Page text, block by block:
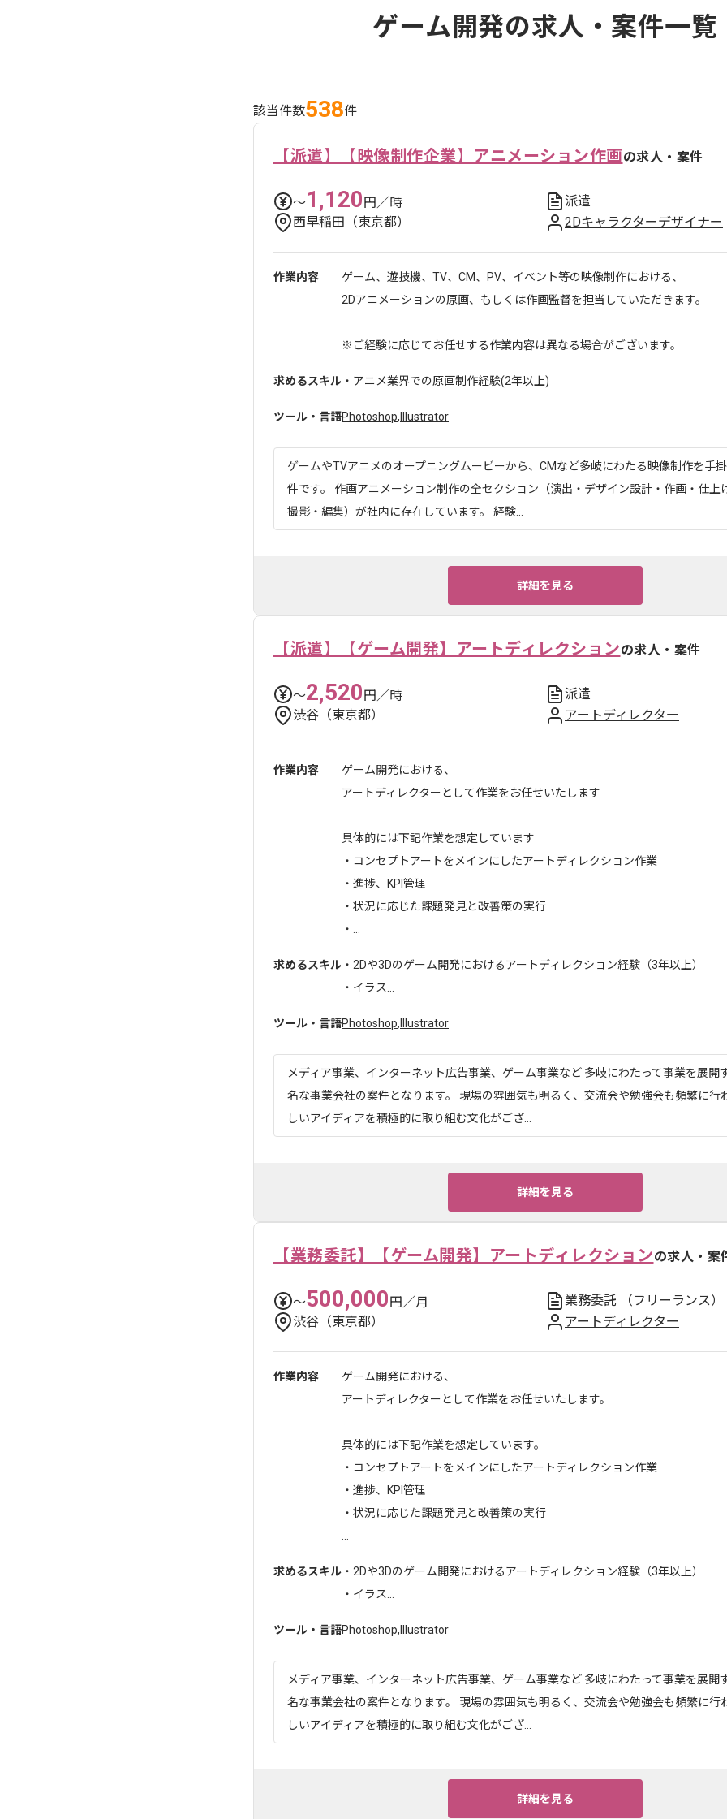
ゲーム開発の求人・案件一覧
該当件数538件
【派遣】【映像制作企業】アニメーション作画の求人・案件
〜1,120円／時
派遣
西早稲田（東京都）
2Dキャラクターデザイナー
作業内容
ゲーム、遊技機、TV、CM、PV、イベント等の映像制作における、
2Dアニメーションの原画、もしくは作画監督を担当していただきます。
※ご経験に応じてお任せする作業内容は異なる場合がございます。
求めるスキル ・アニメ業界での原画制作経験(2年以上)
ツール・言語Photoshop, Illustrator
ゲームやTVアニメのオープニングムービーから、CMなど多岐にわたる映像制作を手
件です。 作画アニメーション制作の全セクション（演出・デザイン設計・作画・仕上
撮影・編集）が社内に存在しています。 経験...
詳細を見る
【派遣】【ゲーム開発】アートディレクションの求人・案件
〜2,520円／時
派遣
渋谷（東京都）
アートディレクター
作業内容
ゲーム開発における、
アートディレクターとして作業をお任せいたします
具体的には下記作業を想定しています
・コンセプトアートをメインにしたアートディレクション作業
・進捗、KPI管理
・状況に応じた課題発見と改善策の実行
・...
求めるスキル ・2Dや3Dのゲーム開発におけるアートディレクション経験（3年以上）
・イラス...
ツール・言語Photoshop, Illustrator
メディア事業、インターネット広告事業、ゲーム事業など 多岐にわたって事業を展開
名な事業会社の案件となります。 現場の雰囲気も明るく、交流会や勉強会も頻繁に行
しいアイディアを積極的に取り組む文化がござ...
詳細を見る
【業務委託】【ゲーム開発】アートディレクションの求人・案
〜500,000円／月 業務委託
（フリーランス）
渋谷（東京都）
アートディレクター
作業内容
ゲーム開発における、
アートディレクターとして作業をお任せいたします。
具体的には下記作業を想定しています。
・コンセプトアートをメインにしたアートディレクション作業
・進捗、KPI管理
・状況に応じた課題発見と改善策の実行
求めるスキル ・2Dや3Dのゲーム開発におけるアートディレクション経験（3年以上）
・イラス...
ツール・言語Photoshop, Illustrator
メディア事業、インターネット広告事業、ゲーム事業など 多岐にわたって事業を展開
名な事業会社の案件となります。 現場の雰囲気も明るく、交流会や勉強会も頻繁に行
しいアイディアを積極的に取り組む文化がござ...
詳細を見る